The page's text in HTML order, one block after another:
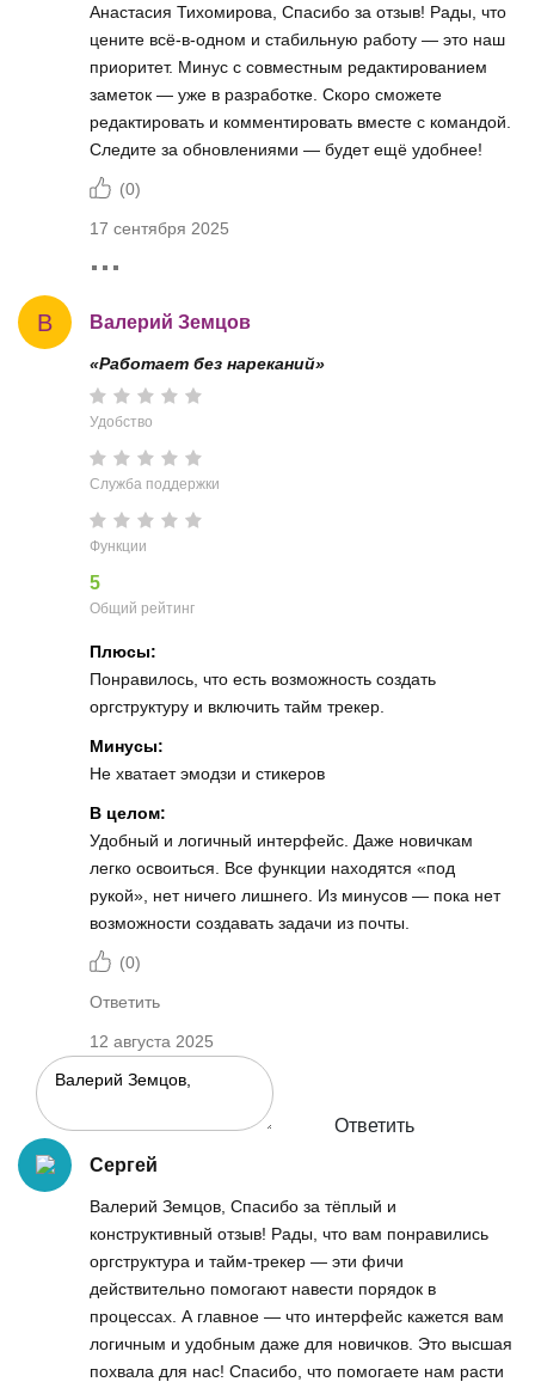
Анастасия Тихомирова, Спасибо за отзыв! Рады, что
цените всё-в-одном и стабильную работу — это наш
приоритет. Минус с совместным редактированием
заметок — уже в разработке. Скоро сможете
редактировать и комментировать вместе с командой.
Следите за обновлениями — будет ещё удобнее!
(0)
17 сентября 2025
В Валерий Земцов
«Работает без нареканий»
Удобство
Служба поддержки
Функции
5
Общий рейтинг
Плюсы:
Понравилось, что есть возможность создать
оргструктуру и включить тайм трекер.
Минусы:
Не хватает эмодзи и стикеров
В целом:
Удобный и логичный интерфейс. Даже новичкам
легко освоиться. Все функции находятся «под
рукой», нет ничего лишнего. Из минусов — пока нет
возможности создавать задачи из почты.
(0)
Ответить
12 августа 2025
Ответить
Сергей
Валерий Земцов, Спасибо за тёплый и
конструктивный отзыв! Рады, что вам понравились
оргструктура и тайм-трекер — эти фичи
действительно помогают навести порядок в
процессах. А главное — что интерфейс кажется вам
логичным и удобным даже для новичков. Это высшая
похвала для нас! Спасибо, что помогаете нам расти